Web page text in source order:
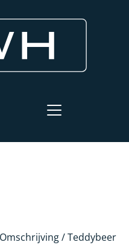
/ Teddybeer